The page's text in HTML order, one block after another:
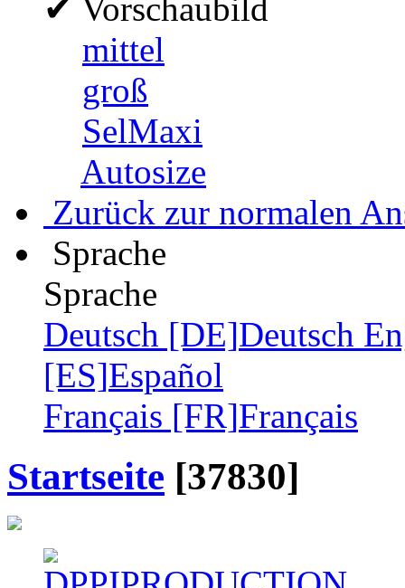
✔ Vorschaubild
mittel
groß
SelMaxi
Autosize
Zurück zur normalen
Sprache
Sprache
Deutsch [DE]Deutsch
[ES]Español
Français [FR]Français
Startseite [37830]